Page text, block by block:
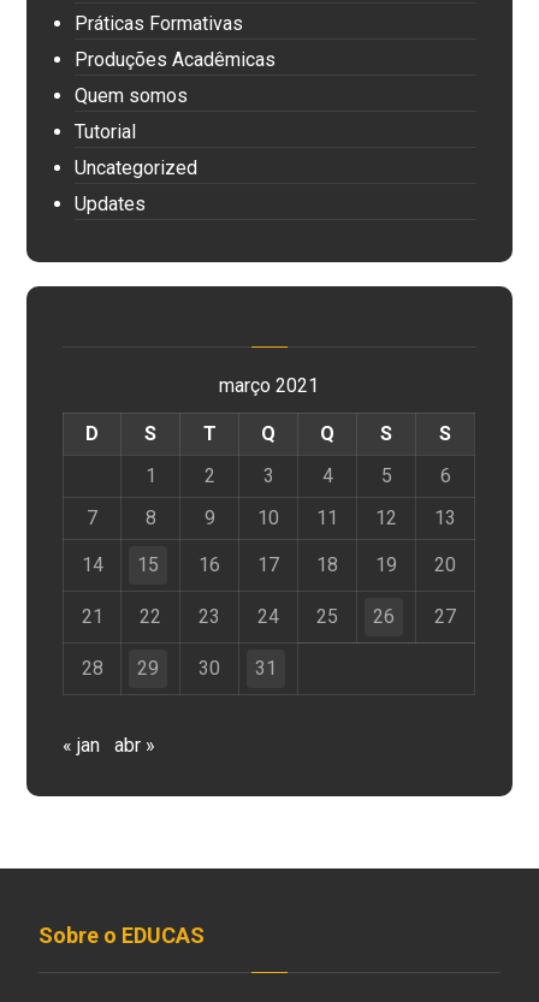
Práticas Formativas
Produções Acadêmicas
Quem somos
Tutorial
Uncategorized
Updates
março 2021
D S T Q Q S
S
1
2 3 4 5
6
7
8 9 10 11 12 13
14 15 16 17 18 19 20
21 22 23 24 25 26 27
28 29 30 31
« jan abr »
Sobre o EDUCAS